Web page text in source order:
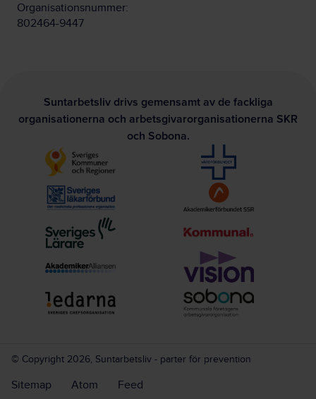
Organisationsnummer:
802464-9447
Suntarbetsliv drivs gemensamt av de fackliga
organisationerna och arbetsgivarorganisationerna SKR
och Sobona.
© Copyright 2026, Suntarbetsliv - parter för prevention
Sitemap Atom Feed